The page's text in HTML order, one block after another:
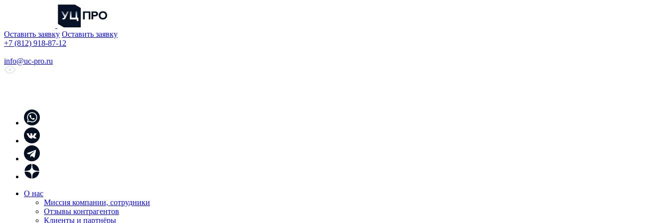
Оставить заявку Оставить заявку
+7 (812) 918-87-12
info@uc-pro.ru
О нас
Миссия компании, сотрудники
Отзывы контрагентов
Клиенты и партнёры